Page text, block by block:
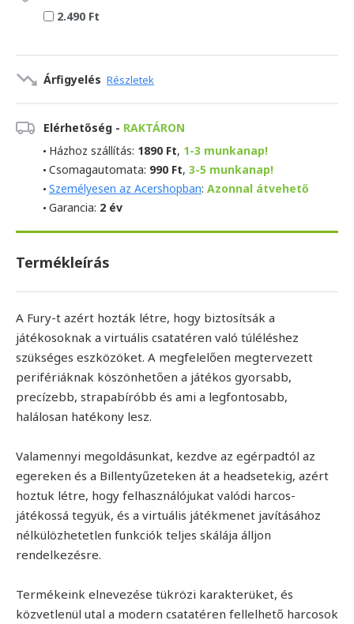
2.490 Ft
Árfigyelés Részletek
Elérhetőség - RAKTÁRON
Házhoz szállítás: 1890 Ft, 1-3 munkanap!
Csomagautomata: 990 Ft, 3-5 munkanap!
Személyesen az Acershopban: Azonnal átvehető
Garancia: 2 év
Termékleírás
A Fury-t azért hozták létre, hogy biztosítsák a
játékosoknak a virtuális csatatéren való túléléshez
szükséges eszközöket. A megfelelően megtervezett
perifériáknak köszönhetően a játékos gyorsabb,
precízebb, strapabíróbb és ami a legfontosabb,
halálosan hatékony lesz.
Valamennyi megoldásunkat, kezdve az egérpadtól az
egereken és a Billentyűzeteken át a headsetekig, azért
hoztuk létre, hogy felhasználójukat valódi harcos-
játékossá tegyük, és a virtuális játékmenet javításához
nélkülözhetetlen funkciók teljes skálája álljon
rendelkezésre.
Termékeink elnevezése tükrözi karakterüket, és
közvetlenül utal a modern csatatéren fellelhető harcosok